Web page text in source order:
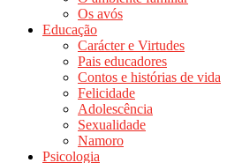
Os avós
Educação
Carácter e Virtudes
Pais educadores
Contos e histórias de vida
Felicidade
Adolescência
Sexualidade
Namoro
Psicologia